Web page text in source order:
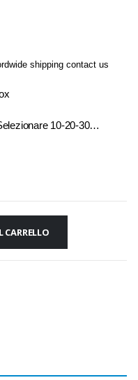
shipping contact us
10-20-30…